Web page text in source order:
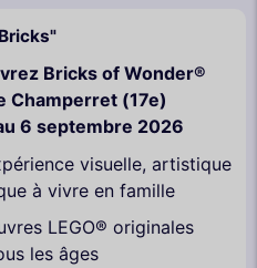
Bricks of Wonder®
Champerret (17e)
6 septembre 2026
visuelle, artistique
à vivre en famille
LEGO® originales
les âges